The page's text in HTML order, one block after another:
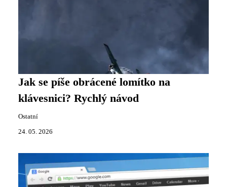
Jak se píše obrácené lomítko na
klávesnici? Rychlý návod
Ostatní
24. 05. 2026